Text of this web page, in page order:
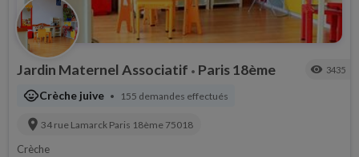
Jardin Maternel Associatif • Paris 18ème visibility 3435
child_careCrèche juive • 155 demandes effectués
location_on 34 rue Lamarck Paris 18ème 75018
Crèche